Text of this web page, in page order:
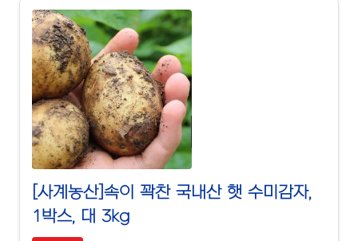
[사계농산]속이 꽉찬 국내산 햇 수미감자,
1박스, 대 3kg